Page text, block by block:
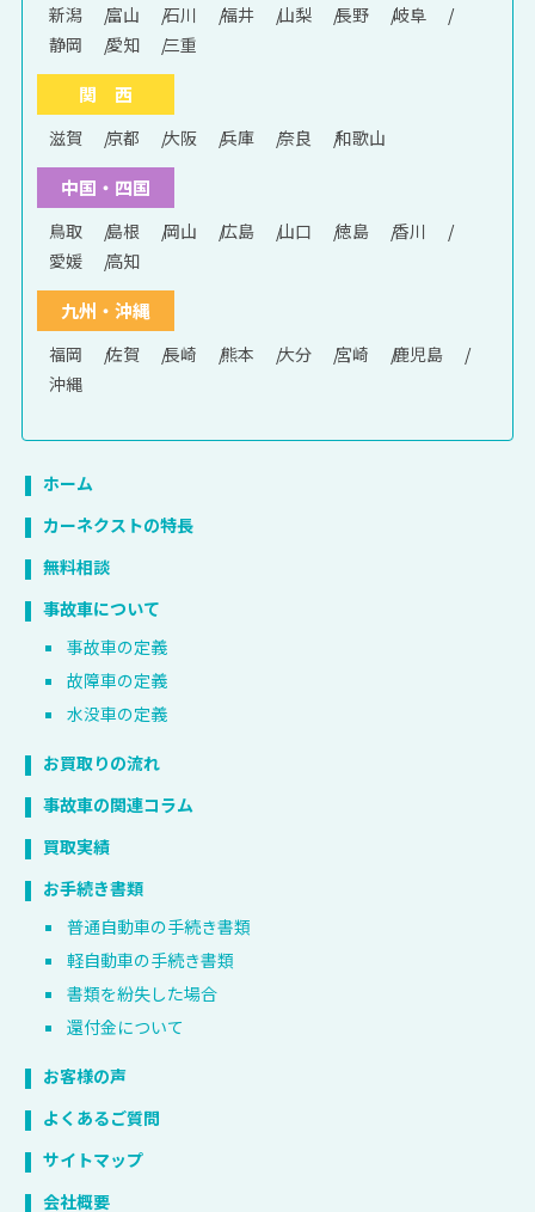
新潟 富山 石川 福井 山梨 長野
岐阜
静岡
愛知 三重
関 西
滋賀 京都 大阪 兵庫 奈良 和歌山
中国・四国
鳥取 島根 岡山 広島 山口 徳島
香川
愛媛
高知
九州・沖縄
福岡 佐賀 長崎 熊本 大分 宮崎
鹿児島
沖縄
ホーム
カーネクストの特長
無料相談
事故車について
事故車の定義
故障車の定義
水没車の定義
お買取りの流れ
事故車の関連コラム
買取実績
お手続き書類
普通自動車の手続き書類
軽自動車の手続き書類
書類を紛失した場合
還付金について
お客様の声
よくあるご質問
サイトマップ
会社概要